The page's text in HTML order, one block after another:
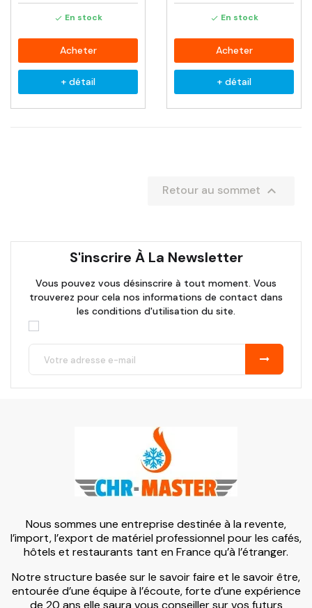
 En stock
Acheter
+ détail
 En stock
Acheter
+ détail
Retour au sommet 
S'inscrire À La Newsletter
Vous pouvez vous désinscrire à tout moment. Vous
trouverez pour cela nos informations de contact dans
les conditions d'utilisation du site.
Nous sommes une entreprise destinée à la revente,
l’import, l’export de matériel professionnel pour les cafés,
hôtels et restaurants tant en France qu’à l’étranger.
Notre structure basée sur le savoir faire et le savoir être,
entourée d’une équipe à l’écoute, forte d’une expérience
de 20 ans elle saura vous conseiller sur vos futurs